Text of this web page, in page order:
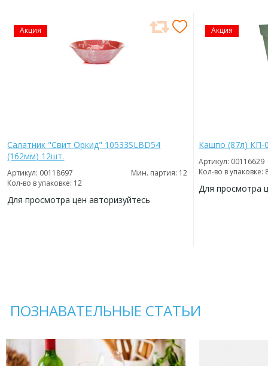
Акция
Салатник "Свит Оркид" 10533SLBD54
(162мм) 12шт.
Артикул: 00118697
Мин. партия: 12
Кол-во в упаковке: 12
Для просмотра цен авторизуйтесь
Акция
Кашпо (87л) КП-
Артикул: 00116629
Кол-во в упаковке:
Для просмотра
ПОЗНАВАТЕЛЬНЫЕ СТАТЬИ